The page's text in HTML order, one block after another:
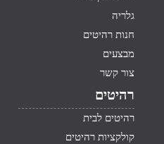
גלריה
חנות רהיטים
מבצעים
צור קשר
רהיטים
רהיטים לבית
קולקציות רהיטים